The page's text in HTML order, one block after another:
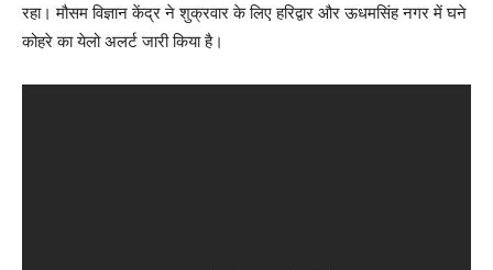
रहा। मौसम विज्ञान केंद्र ने शुक्रवार के लिए हरिद्वार और ऊधमसिंह नगर में घने
कोहरे का येलो अलर्ट जारी किया है।